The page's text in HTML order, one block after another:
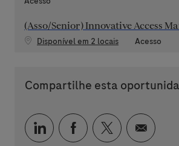
(Asso/Senior) Innovative Access
Disponível em 2 locais Categoria
Acesso
Compartilhe esta
Compartilhar via LinkedIn
Compartilhar via